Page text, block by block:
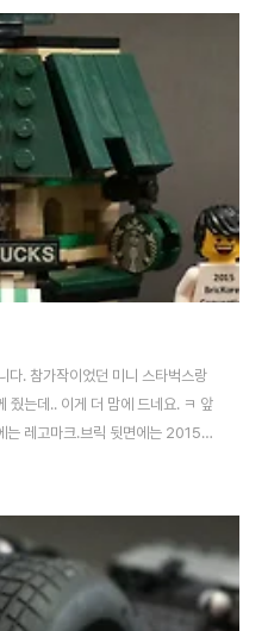
. 참가작이었던 미니 스타벅스랑
줬는데.. 이게 더 맘에 드네요. ㅋ 앞
는 레고마크.브릭 뒷면에는 2015
.. 대강 만든 느낌의 피규어보